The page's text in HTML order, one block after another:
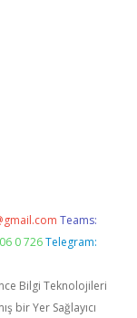
Teams:
0 726 Telegram:
Bilgi Teknolojileri
bir Yer Sağlayıcı